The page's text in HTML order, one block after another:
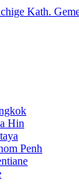
Hin
Penh